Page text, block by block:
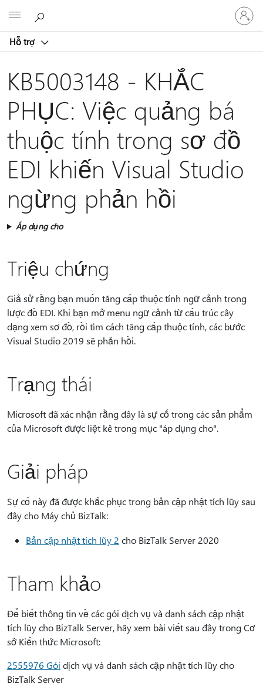
Hỗ trợ
Đăng
nhập
tài
KB5003148 - KHẮC
PHỤC: Việc quảng bá
thuộc tính trong sơ đồ
EDI khiến Visual Studio
ngừng phản hồi
Áp dụng cho
Triệu chứng
Giả sử rằng bạn muốn tăng cấp thuộc tính ngữ cảnh trong
lược đồ EDI. Khi bạn mở menu ngữ cảnh từ cấu trúc cây
dạng xem sơ đồ, rồi tìm cách tăng cấp thuộc tính, các bước
Visual Studio 2019 sẽ phản hồi.
Trạng thái
Microsoft đã xác nhận rằng đây là sự cố trong các sản phẩm
của Microsoft được liệt kê trong mục "áp dụng cho".
Giải pháp
Sự cố này đã được khắc phục trong bản cập nhật tích lũy sau
đây cho Máy chủ BizTalk:
Bản cập nhật tích lũy 2 cho BizTalk Server 2020
Tham khảo
Để biết thông tin về các gói dịch vụ và danh sách cập nhật
tích lũy cho BizTalk Server, hãy xem bài viết sau đây trong Cơ
sở Kiến thức Microsoft:
2555976 Gói dịch vụ và danh sách cập nhật tích lũy cho
BizTalk Server